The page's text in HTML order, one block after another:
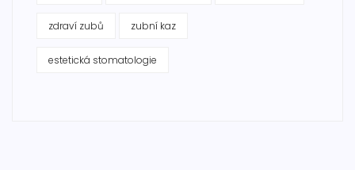
zdraví zubů zubní kaz
estetická stomatologie